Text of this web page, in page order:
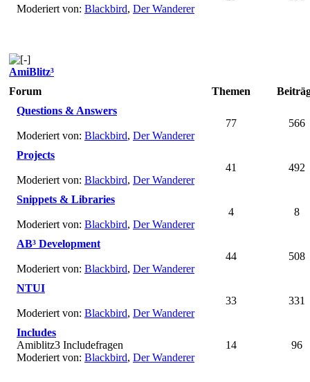
Moderiert von: Blackbird, Der Wanderer
AmiBlitz³
Forum
Themen
Questions & Answers
Moderiert von: Blackbird, Der Wanderer
77 566
Projects
Moderiert von: Blackbird, Der Wanderer
41 492
Snippets & Libraries
Moderiert von: Blackbird, Der Wanderer
4 8
AB³ Development
Moderiert von: Blackbird, Der Wanderer
44 508
NTUI
Moderiert von: Blackbird, Der Wanderer
33 331
Includes
Amiblitz3 Includefragen
Moderiert von: Blackbird, Der Wanderer
14 96